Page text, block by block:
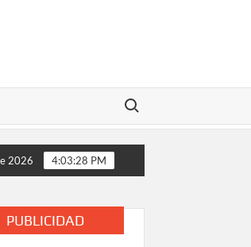
Buscar:
energético y consolida su liderazgo
2026 4:03:28 PM
PUBLICIDAD